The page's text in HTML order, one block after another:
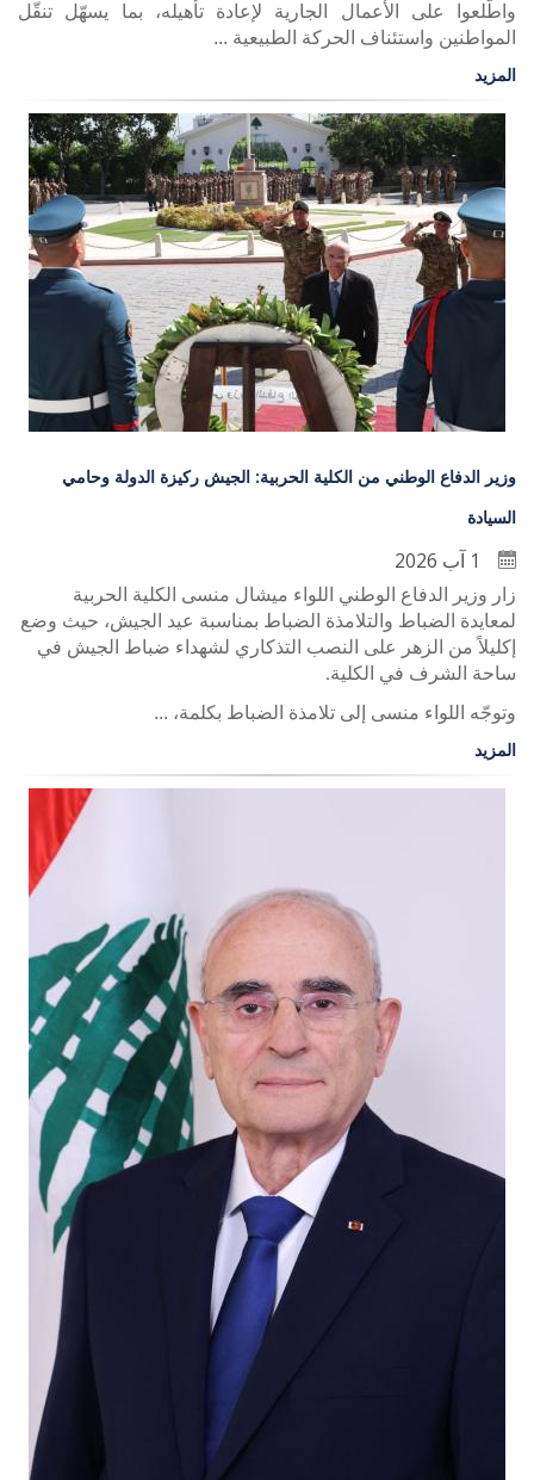
واطّلعوا على الأعمال الجارية لإعادة تأهيله، بما يسهّل تنقّل
المواطنين واستئناف الحركة الطبيعية ...
المزيد
وزير الدفاع الوطني من الكلية الحربية: الجيش ركيزة الدولة وحامي
السيادة
زار وزير الدفاع الوطني اللواء ميشال منسى الكلية الحربية
لمعايدة الضباط والتلامذة الضباط بمناسبة عيد الجيش، حيث وضع
إكليلاً من الزهر على النصب التذكاري لشهداء ضباط الجيش في
ساحة الشرف في الكلية.
وتوجّه اللواء منسى إلى تلامذة الضباط بكلمة، ...
المزيد